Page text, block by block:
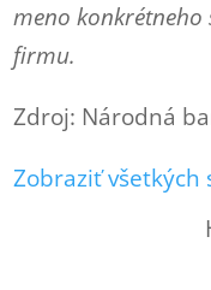
meno
firmu.
Zdroj: Národná
Zobraziť